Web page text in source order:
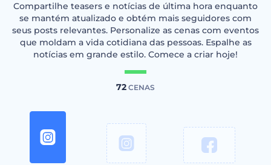
Compartilhe teasers e notícias de última hora enquanto
se mantém atualizado e obtém mais seguidores com
seus posts relevantes. Personalize as cenas com eventos
que moldam a vida cotidiana das pessoas. Espalhe as
notícias em grande estilo. Comece a criar hoje!
72 CENAS